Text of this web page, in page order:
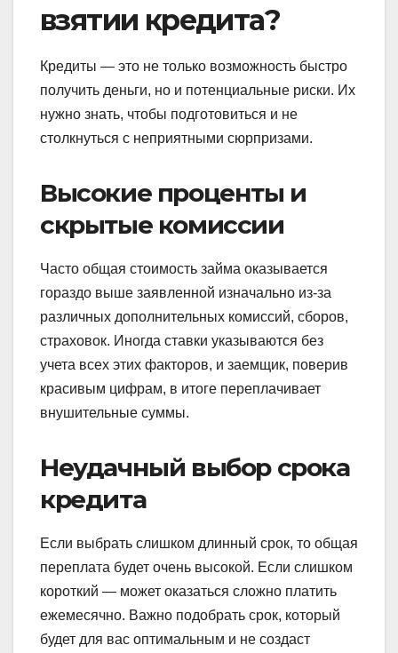
взятии кредита?
Кредиты — это не только возможность быстро
получить деньги, но и потенциальные риски. Их
нужно знать, чтобы подготовиться и не
столкнуться с неприятными сюрпризами.
Высокие проценты и
скрытые комиссии
Часто общая стоимость займа оказывается
гораздо выше заявленной изначально из-за
различных дополнительных комиссий, сборов,
страховок. Иногда ставки указываются без
учета всех этих факторов, и заемщик, поверив
красивым цифрам, в итоге переплачивает
внушительные суммы.
Неудачный выбор срока
кредита
Если выбрать слишком длинный срок, то общая
переплата будет очень высокой. Если слишком
короткий — может оказаться сложно платить
ежемесячно. Важно подобрать срок, который
будет для вас оптимальным и не создаст